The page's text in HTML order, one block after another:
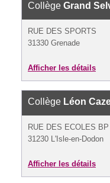
Collège Grand
RUE DES SPORTS
31330 Grenade
Afficher les détails
Collège Léon
RUE DES ECOLES
31230 L'Isle-en-Dodon
Afficher les détails